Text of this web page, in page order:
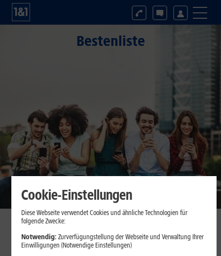
Bestenliste
Cookie-Einstellungen
Diese Webseite verwendet Cookies und ähnliche Technologien für
folgende Zwecke:
Notwendig: Zurverfügungstellung der Webseite und Verwaltung Ihrer
Einwilligungen (Notwendige Einstellungen)